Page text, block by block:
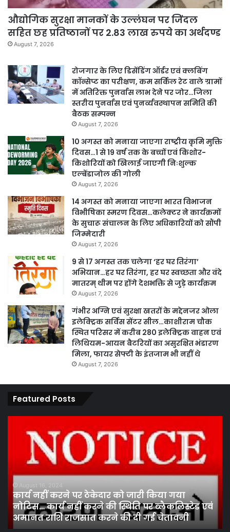
औद्योगिक सुरक्षा मानकों के उल्लंघन पर जिंदल
सहित छह प्रतिष्ठानों पर 2.83 लाख रुपये का अर्थदण्ड
August 7, 2026
रोजगार के लिए डिसेंडिंग ऑर्डर एवं क्लबिंग
कॉन्सेप्ट का परीक्षण, कम सर्किल रेट वाले ग्रामों
में अतिरिक्त पुनर्वास लाभ देने पर जोर…जिला
स्तरीय पुनर्वास एवं पुनर्व्यवस्थापन समिति की
बैठक सम्पन्न
August 7, 2026
10 अगस्त को मनाया जाएगा राष्ट्रीय कृमि मुक्ति
दिवस…1 से 19 वर्ष तक के बच्चों एवं किशोर-
किशोरियों को खिलाई जाएगी निःशुल्क
एल्बेंडाजोल की गोली
August 7, 2026
14 अगस्त को मनाया जाएगा भारत विभाजन
विभीषिका स्मरण दिवस…कलेक्टर ने कार्यक्रमों
के सुचारू संचालन के लिए अधिकारियों को सौंपी
जिम्मेदारी
August 7, 2026
9 से 17 अगस्त तक चलेगा ‘हर घर तिरंगा’
अभियान…हर घर तिरंगा, हर घर स्वच्छता और वंदे
मातरम् थीम पर होंगे देशभक्ति से जुड़े कार्यक्रम
August 7, 2026
गंभीर अग्नि एवं सुरक्षा खतरों के मद्देनजर ओला
इलेक्ट्रिक सर्विस सेंटर सील…काशीराम चौक
स्थित परिसर में करीब 280 इलेक्ट्रिक वाहन एवं
लिथियम-आयन बैटरियों का असुरक्षित भंडारण
मिला, फायर सेफ्टी के इंतजाम भी नहीं थे
August 7, 2026
Featured Posts
ठेकेदार
को
जारी
किया
गया
नोटिस…
कार्य
August 16, 2024
कार्य नहीं करने पर ठेकेदार को जारी किया गया
नोटिस… कार्य नहीं करने की स्थिति पर ब्लैकलिस्टेड एवं
अमानत राशि राजसात करने की दी गई चेतावनी
ने